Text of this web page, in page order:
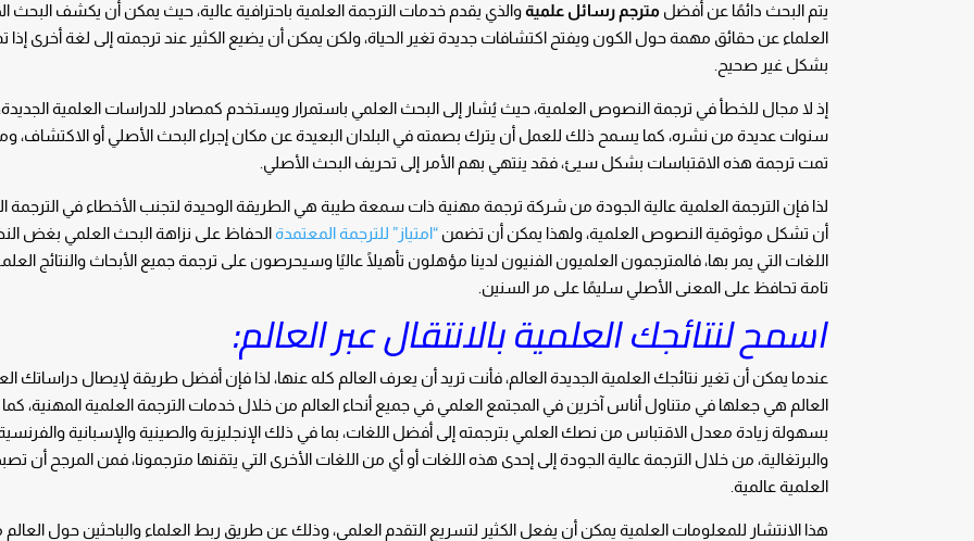
يتم البحث دائمًا عن أفضلمترجم رسائل علميةوالذي يقدم خدمات الترجمة العلمية باحترافية عالية، حيث يمكن أن يكشف البحث
العلماء عن حقائق مهمة حول الكون ويفتح اكتشافات جديدة تغير الحياة، ولكن يمكن أن يضيع الكثير عند ترجمته إلى لغة أخرى إذا
بشكل غير صحيح.
إذ لا مجال للخطأ في ترجمة النصوص العلمية، حيث يُشار إلى البحث العلمي باستمرار ويستخدم كمصادر للدراسات العلمية
سنوات عديدة من نشره، كما يسمح ذلك للعمل أن يترك بصمته في البلدان البعيدة عن مكان إجراء البحث الأصلي أو الاكتشاف،
تمت ترجمة هذه الاقتباسات بشكل سيئ، فقد ينتهي بهم الأمر إلى تحريف البحث الأصلي.
لذا فإن الترجمة العلمية عالية الجودة من شركة ترجمة مهنية ذات سمعة طيبة هي الطريقة الوحيدة لتجنب الأخطاء في الترجمة
أن تشكل موثوقية النصوص العلمية، ولهذا يمكن أن تضمن “امتياز” للترجمة المعتمدةالحفاظ على نزاهة البحث العلمي بغض
اللغات التي يمر بها، فالمترجمون العلميون الفنيون لدينا مؤهلون تأهيلًا عاليًا وسيحرصون على ترجمة جميع الأبحاث والنتائج
تامة تحافظ على المعنى الأصلي سليمًا على مر السنين.
اسمح لنتائجك العلمية بالانتقال عبر العالم:
عندما يمكن أن تغير نتائجك العلمية الجديدة العالم، فأنت تريد أن يعرف العالم كله عنها، لذا فإن أفضل طريقة لإيصال دراساتك
العالم هي جعلها في متناول أناس آخرين في المجتمع العلمي في جميع أنحاء العالم من خلال خدمات الترجمة العلمية المهنية،
بسهولة زيادة معدل الاقتباس من نصك العلمي بترجمته إلى أفضل اللغات، بما في ذلك الإنجليزية والصينية والإسبانية
والبرتغالية، من خلال الترجمة عالية الجودة إلى إحدى هذه اللغات أو أي من اللغات الأخرى التي يتقنها مترجمونا، فمن المرجح أن
العلمية عالمية.
هذا الانتشار للمعلومات العلمية يمكن أن يفعل الكثير لتسريع التقدم العلمي، وذلك عن طريق ربط العلماء والباحثين حول